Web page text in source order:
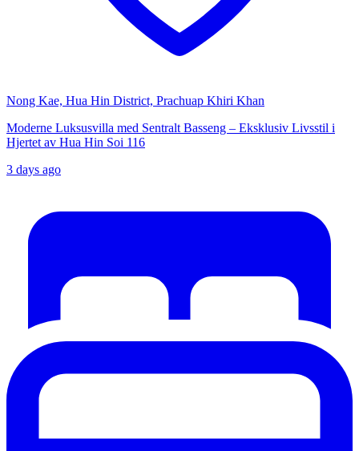
Nong Kae, Hua Hin District, Prachuap Khiri Khan
Moderne Luksusvilla med Sentralt Basseng – Eksklusiv Livsstil i
Hjertet av Hua Hin Soi 116
3 days ago